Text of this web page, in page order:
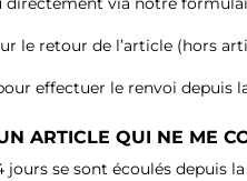
le retour de l’article (hors
effectuer le renvoi depuis
ARTICLE QUI NE ME
jours se sont écoulés